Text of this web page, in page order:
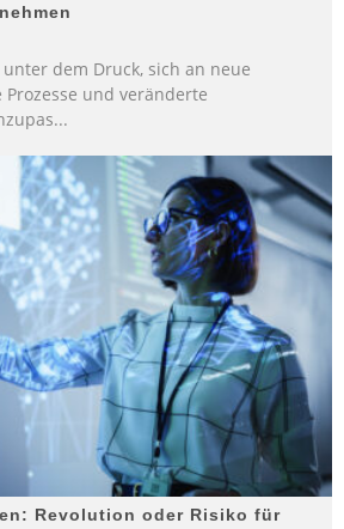
dem Druck, sich an neue
und veränderte
...
Revolution oder Risiko für